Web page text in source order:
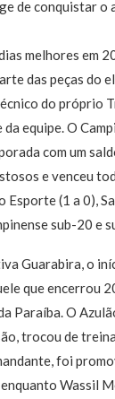
de conquistar o
melhores em
das peças do
do próprio
equipe. O
com um
e venceu
Esporte (1 a 0),
sub-20 e
Guarabira, o
que encerrou
Paraíba. O
trocou de
foi
Wassil